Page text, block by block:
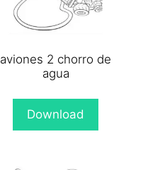
aviones 2 chorro de
agua
Download